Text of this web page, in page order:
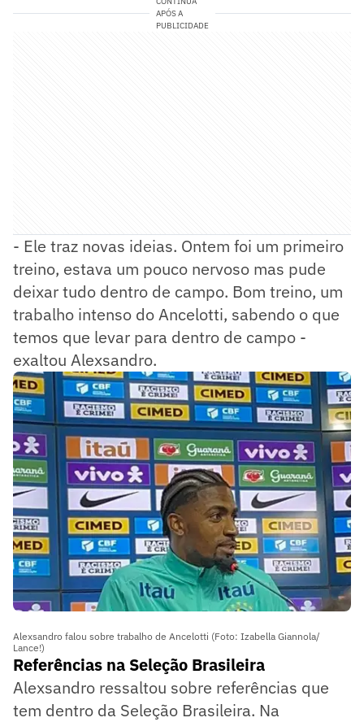
APÓS A
PUBLICIDADE
- Ele traz novas ideias. Ontem foi um primeiro
treino, estava um pouco nervoso mas pude
deixar tudo dentro de campo. Bom treino, um
trabalho intenso do Ancelotti, sabendo o que
temos que levar para dentro de campo -
exaltou Alexsandro.
Alexsandro falou sobre trabalho de Ancelotti (Foto: Izabella Giannola/
Lance!)
Referências na Seleção Brasileira
Alexsandro ressaltou sobre referências que
tem dentro da Seleção Brasileira. Na